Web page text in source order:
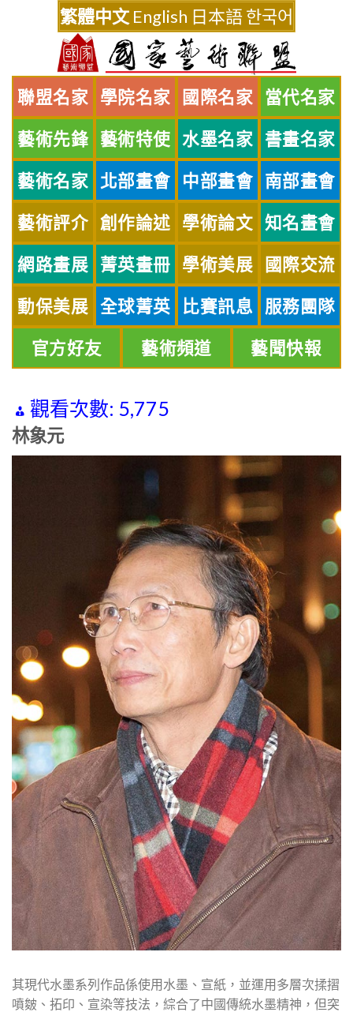
繁體中文 English 日本語한국어
聯盟名家 學院名家 國際名家 當代名家
藝術先鋒 藝術特使 水墨名家 書畫名家
藝術名家 北部畫會 中部畫會 南部畫會
藝術評介 創作論述 學術論文 知名畫會
網路畫展 菁英畫冊 學術美展 國際交流
動保美展 全球菁英 比賽訊息 服務團隊
官方好友 藝術頻道 藝聞快報
觀看次數: 5,775
林象元
其現代水墨系列作品係使用水墨、宣紙，並運用多層次揉摺
噴皴、拓印、宣染等技法，綜合了中國傳統水墨精神，但突